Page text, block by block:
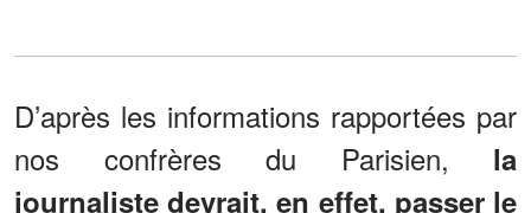
D’après les informations rapportées par
nos confrères du Parisien, la
journaliste devrait, en effet, passer le